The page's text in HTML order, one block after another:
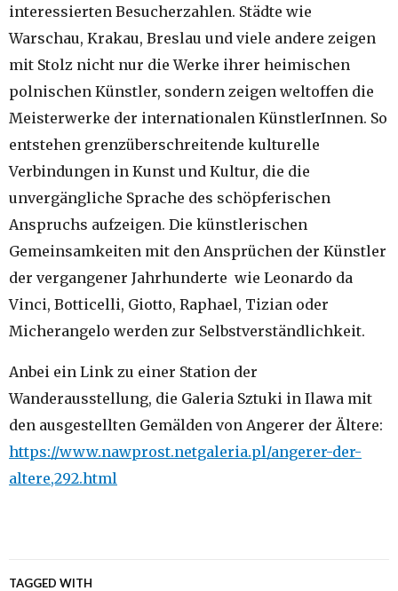
interessierten Besucherzahlen. Städte wie
Warschau, Krakau, Breslau und viele andere zeigen
mit Stolz nicht nur die Werke ihrer heimischen
polnischen Künstler, sondern zeigen weltoffen die
Meisterwerke der internationalen KünstlerInnen. So
entstehen grenzüberschreitende kulturelle
Verbindungen in Kunst und Kultur, die die
unvergängliche Sprache des schöpferischen
Anspruchs aufzeigen. Die künstlerischen
Gemeinsamkeiten mit den Ansprüchen der Künstler
der vergangener Jahrhunderte wie Leonardo da
Vinci, Botticelli, Giotto, Raphael, Tizian oder
Micherangelo werden zur Selbstverständlichkeit.
Anbei ein Link zu einer Station der
Wanderausstellung, die Galeria Sztuki in Ilawa mit
den ausgestellten Gemälden von Angerer der Ältere:
https://www.nawprost.netgaleria.pl/angerer-der-
altere,292.html
TAGGED WITH